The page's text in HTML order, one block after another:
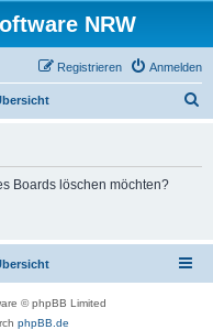
NRW
Anmelden
Registrieren
Boards löschen möchten?
© phpBB Limited
phpBB.de